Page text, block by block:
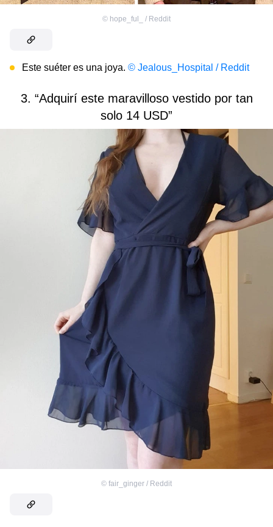
© hope_ful_ / Reddit
Este suéter es una joya. © Jealous_Hospital / Reddit
3. “Adquirí este maravilloso vestido por tan
solo 14 USD”
© fair_ginger / Reddit